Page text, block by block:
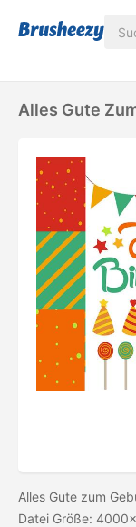
Alles Gute
Alles Gute zum
Datei Größe: